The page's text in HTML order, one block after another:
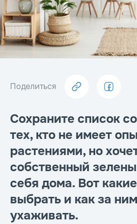
Поделиться
Сохраните список
тех, кто не имеет
растениями, но
собственный
себя дома. Вот
выбрать и как за
ухаживать.